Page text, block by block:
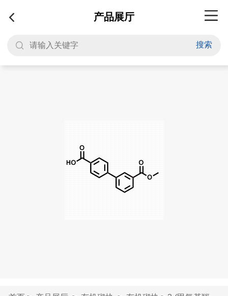
产品展厅
搜索